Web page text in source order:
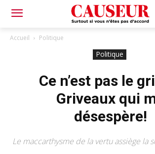
Accueil Politique
Politique
Ce n’est pas le
Griveaux qui
désespère!
Le maccarthysme de la vertu assiège la